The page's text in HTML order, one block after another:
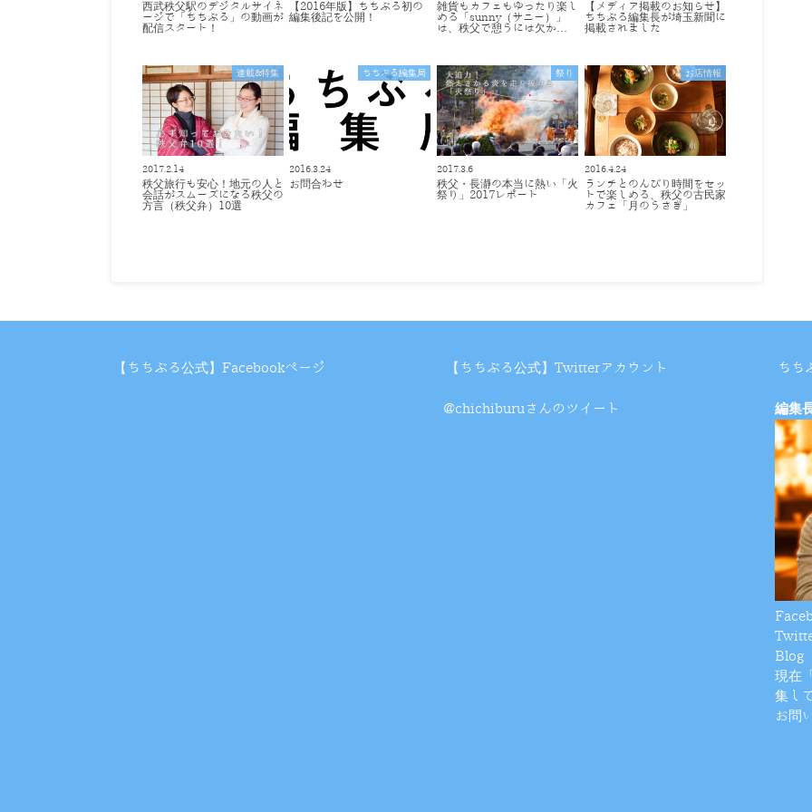
西武秩父駅のデジタルサイネ
ージで「ちちぶる」の動画が
配信スタート！
【2016年版】ちちぶる初の
編集後記を公開！
雑貨もカフェもゆったり楽し
める「sunny（サニー）」
は、秩父で憩うには欠か…
【メディア掲載のお知らせ】
ちちぶる編集長が埼玉新聞に
掲載されました
連載&特集
2017.2.14
秩父旅行も安心！地元の人と
会話がスムーズになる秩父の
方言（秩父弁）10選
ちちぶる編集局
2016.3.24
お問合わせ
祭り
2017.3.6
秩父・長瀞の本当に熱い「火
祭り」2017レポート
お店情報
2016.4.24
ランチとのんびり時間をセッ
トで楽しめる、秩父の古民家
カフェ「月のうさぎ」
【ちちぶる公式】Facebookページ 【ちちぶる公式】Twitterアカウント
@chichiburuさんのツイート
ちち
編集
Blog
現在
集し
お問